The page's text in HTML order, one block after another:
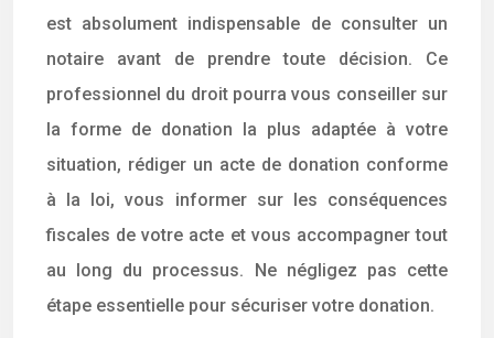
est absolument indispensable de consulter un
notaire avant de prendre toute décision. Ce
professionnel du droit pourra vous conseiller sur
la forme de donation la plus adaptée à votre
situation, rédiger un acte de donation conforme
à la loi, vous informer sur les conséquences
fiscales de votre acte et vous accompagner tout
au long du processus. Ne négligez pas cette
étape essentielle pour sécuriser votre donation.